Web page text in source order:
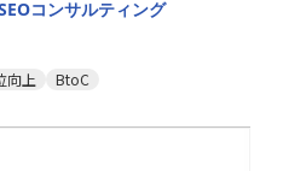
コンサルティング
向上 BtoC